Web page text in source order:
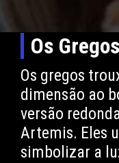
Os
Os gregos
dimensão ao
versão
Artemis. Eles
simbolizar a